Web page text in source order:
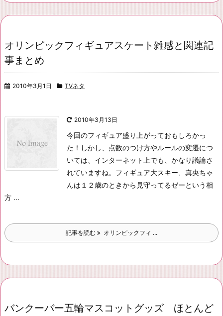
オリンピックフィギュアスケート雑感と関連記
事まとめ
2010年3月1日 TVネタ
2010年3月13日
今回のフィギュア盛り上がっておもしろかっ
た！ しかし、点数のつけ方やルールの変遷につ
いては、インターネット上でも、かなり議論さ
れていますね。 フィギュア大スキー、真央ちゃ
んは１２歳のときから見守ってるゼーという相
方 ...
記事を読む オリンピックフィ ...
バンクーバー五輪マスコットグッズ ほとんど